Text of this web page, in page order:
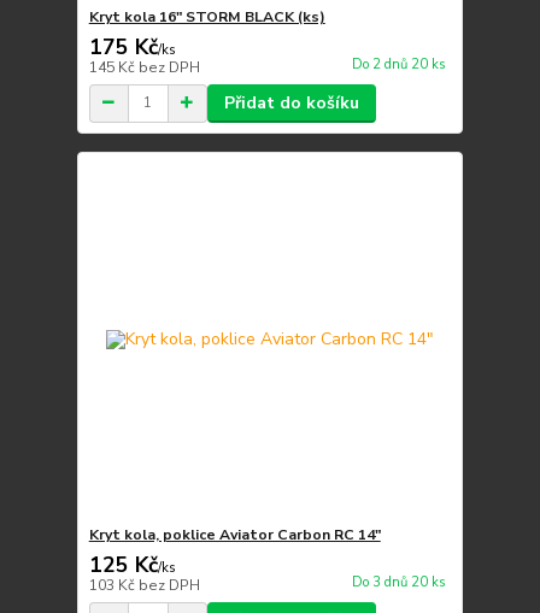
Kryt kola 16" STORM BLACK (ks)
175 Kč/ks
145 Kč bez DPH Do 2 dnů 20 ks
Přidat do košíku
Kryt kola, poklice Aviator Carbon RC 14"
125 Kč/ks
103 Kč bez DPH Do 3 dnů 20 ks